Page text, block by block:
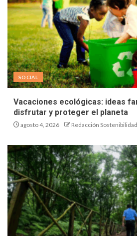
SOCIAL
Vacaciones ecológicas: ideas
disfrutar y proteger el planeta
agosto 4, 2026 Redacción